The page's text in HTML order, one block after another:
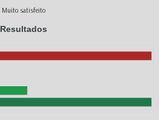
Muito satisfeito
Resultados